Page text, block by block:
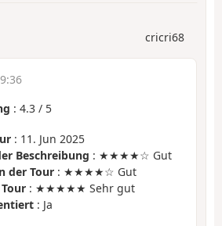
cricri68
: 4.3 / 5
: 11. Jun 2025
Beschreibung : ★★★★☆ Gut
der Tour : ★★★★☆ Gut
: ★★★★★ Sehr gut
: Ja